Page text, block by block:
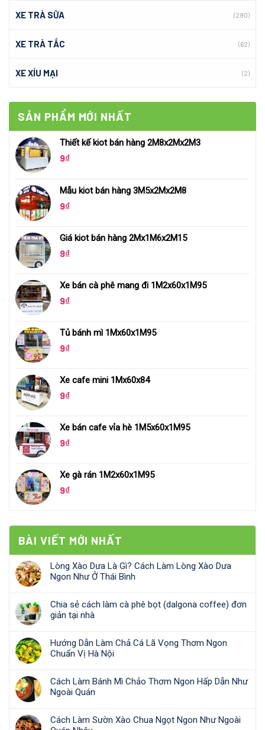
XE TRÀ SỮA (290)
XE TRÀ TẮC (62)
XE XÍU MẠI (2)
SẢN PHẨM MỚI NHẤT
Thiết kế kiot bán hàng 2M8x2Mx2M3
9₫
Mẫu kiot bán hàng 3M5x2Mx2M8
9₫
Giá kiot bán hàng 2Mx1M6x2M15
9₫
Xe bán cà phê mang đi 1M2x60x1M95
9₫
Tủ bánh mì 1Mx60x1M95
9₫
Xe cafe mini 1Mx60x84
9₫
Xe bán cafe vỉa hè 1M5x60x1M95
9₫
Xe gà rán 1M2x60x1M95
9₫
BÀI VIẾT MỚI NHẤT
Lòng Xào Dưa Là Gì? Cách Làm Lòng Xào Dưa
Ngon Như Ở Thái Bình
Chia sẻ cách làm cà phê bọt (dalgona coffee) đơn
giản tại nhà
Hướng Dẫn Làm Chả Cá Lã Vọng Thơm Ngon
Chuẩn Vị Hà Nội
Cách Làm Bánh Mì Chảo Thơm Ngon Hấp Dẫn Như
Ngoài Quán
Cách Làm Sườn Xào Chua Ngọt Ngon Như Ngoài